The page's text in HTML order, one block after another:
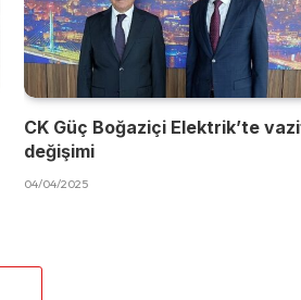
CK Güç Boğaziçi Elektrik’te
değişimi
04/04/2025